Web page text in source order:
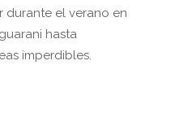
durante el verano en
hasta
imperdibles.